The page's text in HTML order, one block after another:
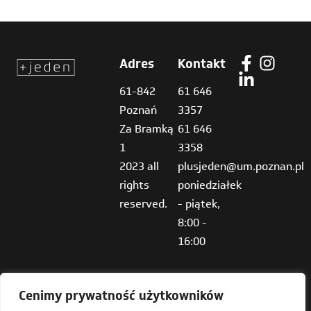
Cenimy prywatność użytkowników
Adres
61-842
Poznań
Za Bramką
1
2023 all
rights
reserved.
Kontakt
61 646
3357
61 646
3358
plusjeden@um.poznan.pl
poniedziałek
- piątek,
8:00 -
16:00